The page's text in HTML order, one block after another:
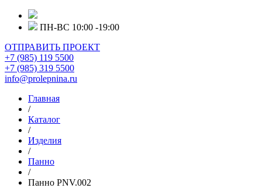
ПН-ВС 10:00 -19:00
ОТПРАВИТЬ ПРОЕКТ
+7 (985) 119 5500
+7 (985) 319 5500
info@prolepnina.ru
Главная
/
Каталог
/
Изделия
/
Панно
/
Панно PNV.002